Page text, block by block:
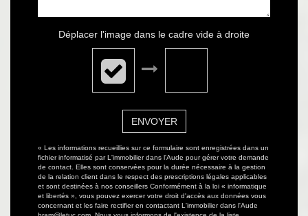
Déplacer l'image dans le cadre vide à droite
ENVOYER
« Les informations recueillies sur ce formulaire sont enregistrées dans un
fichier informatisé par L'immobilier dans l'Aude pour gérer votre demande
de contact. Elles sont conservées pour la durée nécessaire à la gestion
de la relation client dans le respect des prescriptions légales applicables
et sont destinées à nos conseillers Conformément à la loi « informatique
et libertés », vous pouvez exercer votre droit d'accès aux données vous
concernant et les faire rectifier en contactant L'immobilier dans l'Aude